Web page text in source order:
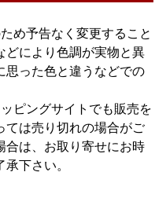
め予告なく変更すること
どにより色調が実物と異
思った色と違うなどでの
ピングサイトでも販売を
ては売り切れの場合がご
合は、お取り寄せにお時
下さい。